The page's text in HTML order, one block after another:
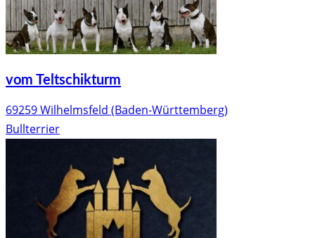
vom Teltschikturm
69259 Wilhelmsfeld (Baden-Württemberg)
Bullterrier